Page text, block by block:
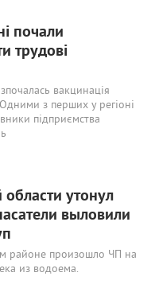
почали
трудові
вакцинація
з перших у регіоні
підприємства
утонул
выловили
районе произошло ЧП на
из водоема.